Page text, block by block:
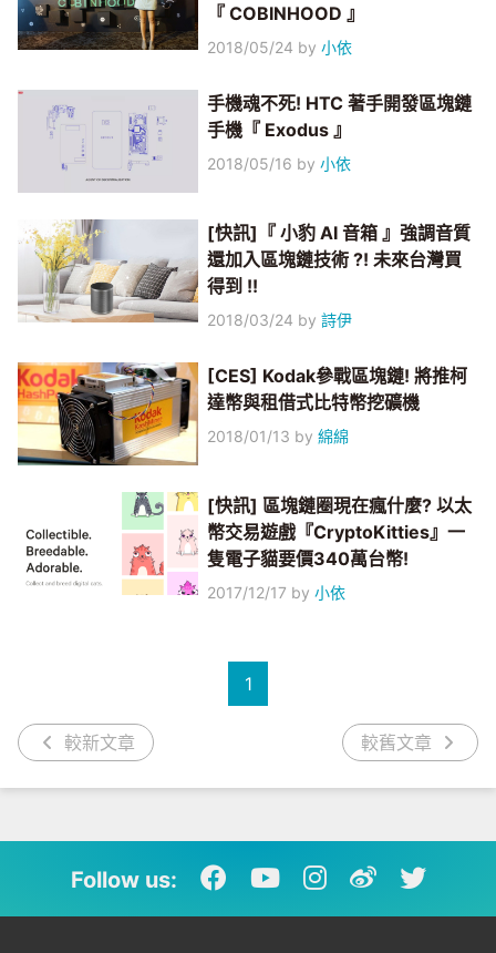
『 COBINHOOD 』
2018/05/24 by小依
手機魂不死! HTC 著手開發區塊鏈
手機『 Exodus 』
2018/05/16 by小依
[快訊]『 小豹 AI 音箱 』強調音質
還加入區塊鏈技術 ?! 未來台灣買
得到 !!
2018/03/24 by詩伊
[CES] Kodak參戰區塊鏈! 將推柯
達幣與租借式比特幣挖礦機
2018/01/13 by綿綿
[快訊] 區塊鏈圈現在瘋什麼? 以太
幣交易遊戲『CryptoKitties』一
隻電子貓要價340萬台幣!
2017/12/17 by小依
較新文章
1
較舊文章
Follow us: